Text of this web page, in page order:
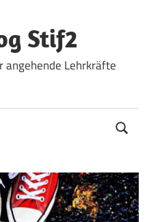
Stif2
angehende Lehrkräfte